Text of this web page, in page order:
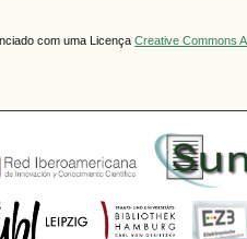
com uma LicençaCreative Commons